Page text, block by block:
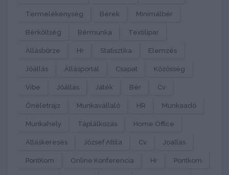
Termelékenység Bérek Minimálbér
Bérköltség Bérmunka Textilipar
Állásbörze Hr Statisztika Elemzés
Jóállás Állásportál Csapat Közösség
Vibe Jóállás Játék Bér Cv
Önéletrajz Munkavállaló HR Munkaadó
Munkahely Táplálkozás Home Office
Álláskeresés József Attila Cv Joallas
PontKom Online Konferencia Hr Pontkom